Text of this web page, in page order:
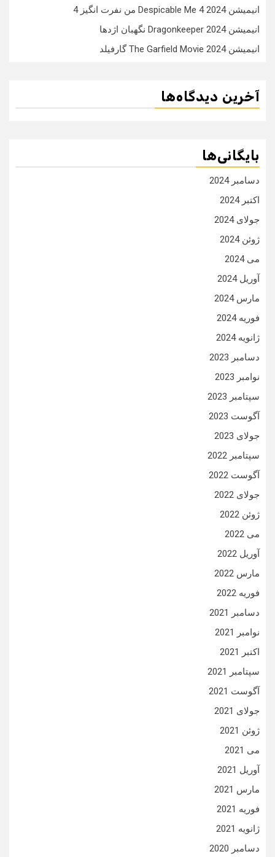
انیمیشن Despicable Me 4 2024 من نفرت انگیز 4
انیمیشن Dragonkeeper 2024 نگهبان اژدها
انیمیشن The Garfield Movie 2024 گارفیلد
آخرین دیدگاه‌ها
بایگانی‌ها
دسامبر 2024
اکتبر 2024
جولای 2024
ژوئن 2024
می 2024
آوریل 2024
مارس 2024
فوریه 2024
ژانویه 2024
دسامبر 2023
نوامبر 2023
سپتامبر 2023
آگوست 2023
جولای 2023
سپتامبر 2022
آگوست 2022
جولای 2022
ژوئن 2022
می 2022
آوریل 2022
مارس 2022
فوریه 2022
دسامبر 2021
نوامبر 2021
اکتبر 2021
سپتامبر 2021
آگوست 2021
جولای 2021
ژوئن 2021
می 2021
آوریل 2021
مارس 2021
فوریه 2021
ژانویه 2021
دسامبر 2020